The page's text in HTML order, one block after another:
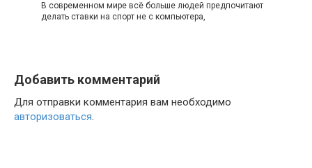
В современном мире всё больше людей предпочитают
делать ставки на спорт не с компьютера,
Добавить комментарий
Для отправки комментария вам необходимо
авторизоваться.